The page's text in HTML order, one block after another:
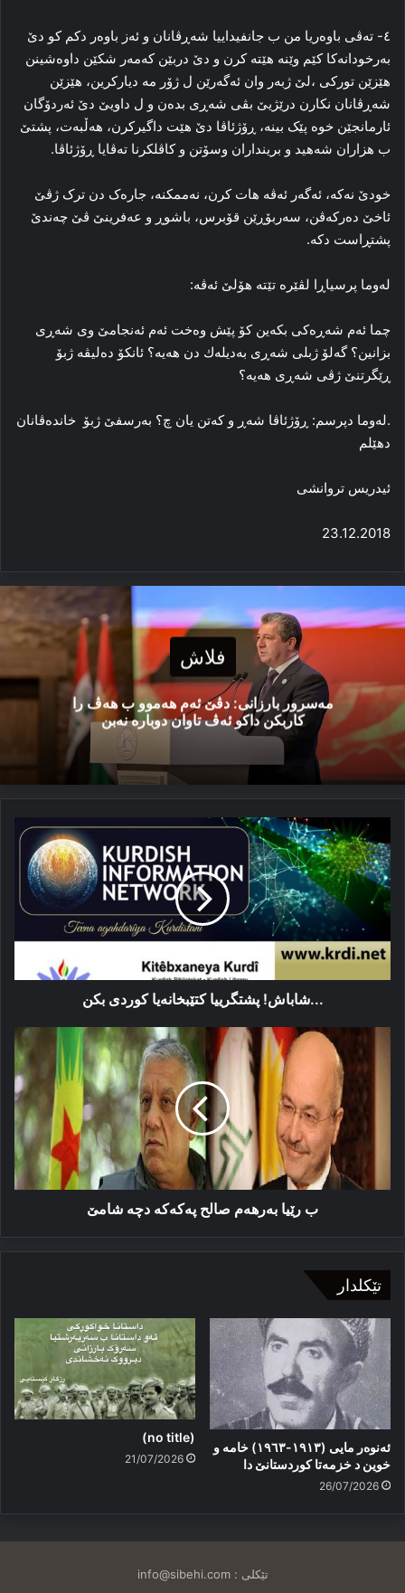
٤- تەڤی باوەریا من ب جانفیداییا شەڕڤانان و ئەز باوەر دكم كو دێ
بەرخودانەکا کێم وێنە ھێتە کرن و دێ دربێن کەمەر شکێن داوەشینن
ھێزێن تورکی ،لێ ژبەر وان ئەگەرێن ل ژۆر مە دیارکرین، ھێزێن
شەڕڤانان نکارن درێژیێ بڤی شەڕی بدەن و ل داویێ دێ ئەردۆگان
ئارمانجێن خوە پێک بینە، ڕۆژئاڤا دێ ھێت داگیرکرن، ھەڵبەت، پشتێ
ب ھزاران شەھید و برینداران وسۆتن و کاڤلکرنا تەڤایا ڕۆژئاڤا.
خودێ نەکە، ئەگەر ئەڤە ھات کرن، نەممکنە، جارەک دن ترک ژڤێ
ئاخێ دەرکەڤن، سەربۆڕێن قۆبرس، باشوڕ و عەفرینێ ڤێ چەندێ
پشتڕاست دکە.
لەوما پرسیاڕا لڤێرە تێتە ھۆلێ ئەڤە:
چما ئەم شەڕەکی بکەین کۆ پێش وەخت ئەم ئەنجامێ وی شەڕی
بزانین؟ گەلۆ ژبلی شەڕی بەدیلەك دن ھەیە؟ ئانکۆ دەلیڤە ژبۆ
ڕێگرتنێ ژڤی شەڕی ھەیە؟
.لەوما دپرسم: ڕۆژئاڤا شەڕ و کەتن یان چ؟ بەرسفێ ژبۆ خاندەڤانان
دھێلم
ئیدریس تروانشی
23.12.2018
فلاش
مەسرور بارزانی: دڤێ ئەم هەموو ب هەڤ را
کاربکن داکو ئەڤ تاوان دوبارە نەبن
...شاباش!
پشتگرییا
کتێبخانەیا
کوردی
بکن
...شاباش! پشتگرییا کتێبخانەیا کوردی بکن
ب
بەرھەم
صالح
پەكەكە
دچە
شامێ
ب رێیا بەرھەم صالح پەكەكە دچە شامێ
تێکلدار
ئەنوەر مایی (١٩١٣-١٩٦٣) خامە و
خوین د خزمەتا کوردستانێ دا
26/07/2026
(no title)
21/07/2026
تێکلی :info@sibehi.com